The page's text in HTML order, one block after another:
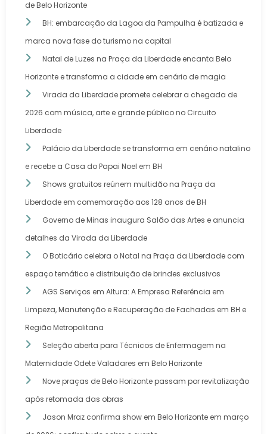
de Belo Horizonte
BH: embarcação da Lagoa da Pampulha é batizada e
marca nova fase do turismo na capital
Natal de Luzes na Praça da Liberdade encanta Belo
Horizonte e transforma a cidade em cenário de magia
Virada da Liberdade promete celebrar a chegada de
2026 com música, arte e grande público no Circuito
Liberdade
Palácio da Liberdade se transforma em cenário natalino
e recebe a Casa do Papai Noel em BH
Shows gratuitos reúnem multidão na Praça da
Liberdade em comemoração aos 128 anos de BH
Governo de Minas inaugura Salão das Artes e anuncia
detalhes da Virada da Liberdade
O Boticário celebra o Natal na Praça da Liberdade com
espaço temático e distribuição de brindes exclusivos
AGS Serviços em Altura: A Empresa Referência em
Limpeza, Manutenção e Recuperação de Fachadas em BH e
Região Metropolitana
Seleção aberta para Técnicos de Enfermagem na
Maternidade Odete Valadares em Belo Horizonte
Nove praças de Belo Horizonte passam por revitalização
após retomada das obras
Jason Mraz confirma show em Belo Horizonte em março